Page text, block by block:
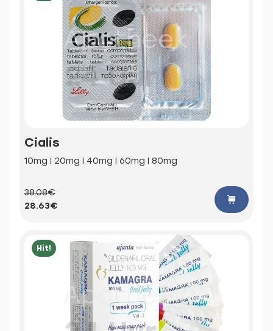
Cialis
10mg | 20mg | 40mg | 60mg | 80mg
38.08€
28.63€
Hit!